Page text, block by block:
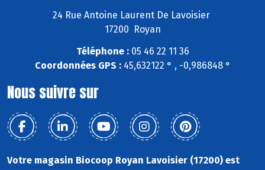
24 Rue Antoine Laurent De Lavoisier
17200 Royan
Téléphone :05 46 22 11 36
Coordonnées GPS :45,632122 ° , -0,986848 °
Nous suivre sur
Votre magasin Biocoop Royan Lavoisier (17200) est